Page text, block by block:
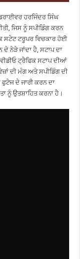
ਹਰਜਿੰਦਰ ਸਿੰਘ
ਜਿਸ ਨੂੰ ਸਪੀਡਿੰਗ ਕਰਨ
ਸਟੇਟ ਟਰੂਪਰ ਵਿਚਕਾਰ ਹੋਈ
ਨੇੜੇ ਜਾਂਦਾ ਹੈ, ਸਟਾਪ ਦਾ
ਟ੍ਰੈਫਿਕ ਸਟਾਪ ਦੀਆਂ
ਦੀ ਮੰਗ ਅਤੇ ਸਪੀਡਿੰਗ ਦੀ
ਦੇ ਜਾਰੀ ਕਰਨ ਦਾ
ਨੂੰ ਉਤਸ਼ਾਹਿਤ ਕਰਨਾ ਹੈ।